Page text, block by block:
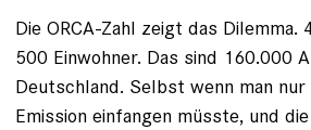
Die ORCA-Zahl zeigt das
500 Einwohner. Das sind 160.000
Deutschland. Selbst wenn man
Emission einfangen müsste, und